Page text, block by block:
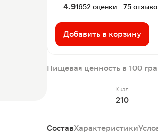
4.91652 оценки · 75
Добавить в корзину
Пищевая ценность в 100
Ккал
210
СоставХарактеристики